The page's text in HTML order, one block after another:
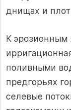
днищах и
К эрозионным
поливными
предгорьях
селевые